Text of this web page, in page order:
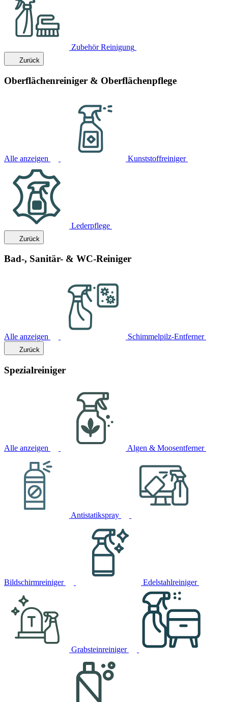
Zubehör Reinigung
Zurück
Oberflächenreiniger & Oberflächenpflege
Alle anzeigen Kunststoffreiniger
Lederpflege
Zurück
Bad-, Sanitär- & WC-Reiniger
Alle anzeigen Schimmelpilz-Entferner
Zurück
Spezialreiniger
Alle anzeigen Algen & Moosentferner
Antistatikspray
Bildschirmreiniger Edelstahlreiniger
Grabsteinreiniger